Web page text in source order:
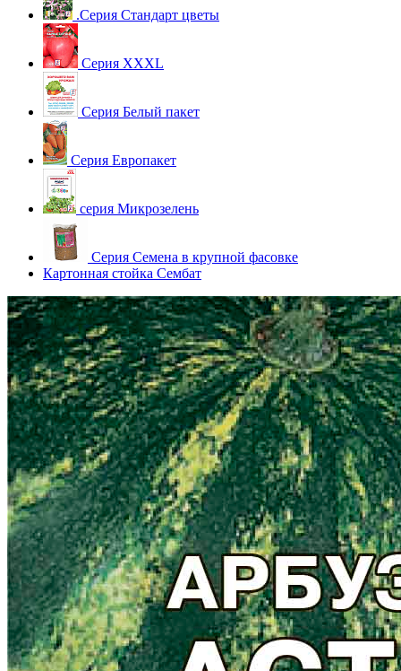
.Серия Стандарт цветы
Серия XXXL
Серия Белый пакет
Серия Европакет
серия Микрозелень
Серия Семена в крупной фасовке
Картонная стойка Сембат